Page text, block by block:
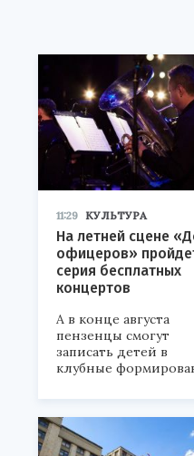
11:29 КУЛЬТУРА
На летней сцене
офицеров»
серия бесплатных
концертов
А в конце августа
пензенцы смогут
записать детей в
клубные